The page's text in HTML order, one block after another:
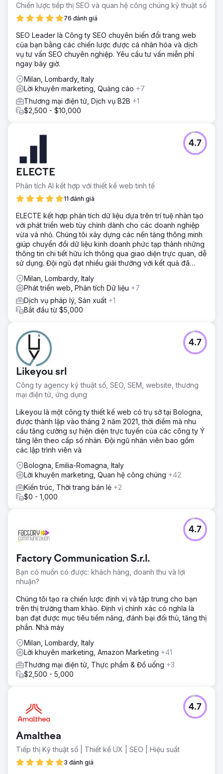
Chiến lược tiếp thị SEO và quan hệ công chúng kỹ thuật số
76 đánh giá
SEO Leader là Công ty SEO chuyên biến đổi trang web
của bạn bằng các chiến lược được cá nhân hóa và dịch
vụ tư vấn SEO chuyên nghiệp. Yêu cầu tư vấn miễn phí
ngay bây giờ.
Milan, Lombardy, Italy
Lời khuyên marketing, Quảng cáo +7
Thương mại điện tử, Dịch vụ B2B +1
$2,500 - $10,000
ELECTE
Phân tích AI kết hợp với thiết kế web tinh tế
11 đánh giá
4.7
ELECTE kết hợp phân tích dữ liệu dựa trên trí tuệ nhân tạo
với phát triển web tùy chỉnh dành cho các doanh nghiệp
vừa và nhỏ. Chúng tôi xây dựng các nền tảng thông minh
giúp chuyển đổi dữ liệu kinh doanh phức tạp thành những
thông tin chi tiết hữu ích thông qua giao diện trực quan, dễ
sử dụng. Đội ngũ đạt nhiều giải thưởng với kết quả đã
Milan, Lombardy, Italy
Phát triển web, Phân tích Dữ liệu +7
Dịch vụ pháp lý, Sản xuất +1
Bắt đầu từ $5,000
Likeyou srl
Công ty agency kỹ thuật số, SEO, SEM, website, thương
mại điện tử, ứng dụng
4.7
Likeyou là một công ty thiết kế web có trụ sở tại Bologna,
được thành lập vào tháng 2 năm 2021, thời điểm mà nhu
cầu tăng cường sự hiện diện trực tuyến của các công ty Ý
tăng lên theo cấp số nhân. Đội ngũ nhân viên bao gồm
các lập trình viên và
Bologna, Emilia-Romagna, Italy
Lời khuyên marketing, Quan hệ công chúng +42
Kiến trúc, Thời trang bán lẻ +2
$0 - 1,000
Factory Communication S.r.l.
Bạn có muốn có được: khách hàng, doanh thu và lợi
nhuận?
4.7
Chúng tôi tạo ra chiến lược định vị và tập trung cho bạn
trên thị trường tham khảo. Định vị chính xác có nghĩa là
bạn đạt được mục tiêu tiềm năng, đánh bại đối thủ, tăng thị
phần. Nhà máy
Milan, Lombardy, Italy
Lời khuyên marketing, Amazon Marketing +41
Thương mại điện tử, Thực phẩm & Đồ uống +3
$2,500 - 5,000
Amalthea
Tiếp thị Kỹ thuật số | Thiết kế UX | SEO | Hiệu suất
3 đánh giá
4.7